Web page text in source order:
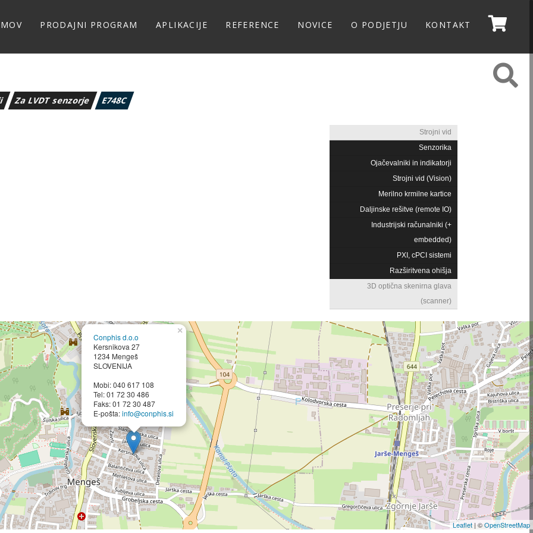
PRODAJNI PROGRAM APLIKACIJE REFERENCE NOVICE O PODJETJU KONTAKT
Za LVDT senzorje E748C
Strojni vid
Senzorika
Ojačevalniki in indikatorji
Strojni vid (Vision)
Merilno krmilne kartice
Daljinske rešitve (remote IO)
Industrijski računalniki (+
embedded)
PXI, cPCI sistemi
Razširitvena ohišja
3D optična skenirna glava
(scanner)
Conphis d.o.o
Kersnikova 27
1234 Mengeš
SLOVENIJA
Mobi: 040 617 108
Tel: 01 72 30 486
Faks: 01 72 30 487
E-pošta:info@conphis.si
×
Leaflet | ©OpenStreetMap